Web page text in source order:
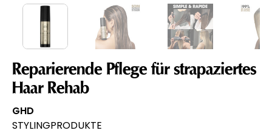
Reparierende Pflege für strapaziertes
Haar Rehab
GHD
STYLINGPRODUKTE